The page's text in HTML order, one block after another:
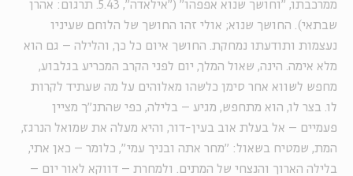
ממרכבתו, "וחושך שנוא אפפהו" (״אילאדה״, 5.43. תרגום: אהרן
שבתאי). החושך שנוא; אולי זהו החושך של הלוחם שעיניו
נעצמות ותודעתו נמחקת. החושך איום כל כך, והלילה – גם הוא
מלא אימה. הינה, שאול המלך, יום לפני הקרב המכריע בגלבוע,
מחפש לשווא אחר סימן כלשהו מאלוהים על מה שעתיד לקרות
לו. בצר לו, הוא מתחפש, מגיע – בלילה, כפי שהתנ"ך מציין
פעמיים – אל בעלת אוב בעין-דור, והיא מעלה את שמואל הנרגז,
המת, שמטיח בשאול: "מחר אתה ובניך עמי", כלומר – כאן אתי,
בלילה הארוך והנצחי של המתים. ולמחרת – דווקא לאור יום –